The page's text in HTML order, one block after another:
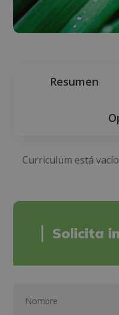
Resumen
Curriculum está vacío
Solicita